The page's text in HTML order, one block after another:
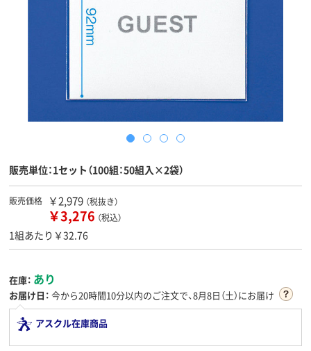
販売単位：1セット（100組：50組入×2袋）
販売価格 ￥2,979 （税抜き）
￥3,276 （税込）
1組あたり￥32.76
在庫： あり
お届け日： 今から20時間10分以内のご注文で、8月8日（土）にお届け
アスクル在庫商品